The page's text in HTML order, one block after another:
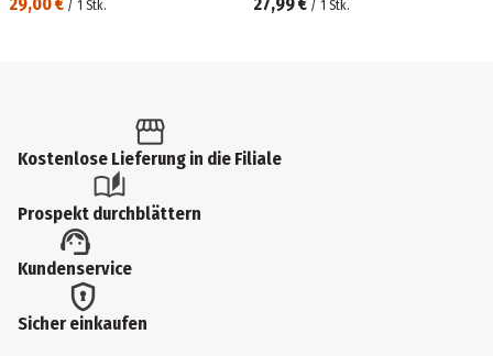
/ 1 Stk. / 1 Stk.
Kostenlose Lieferung in die Filiale
Prospekt durchblättern
Kundenservice
Sicher einkaufen